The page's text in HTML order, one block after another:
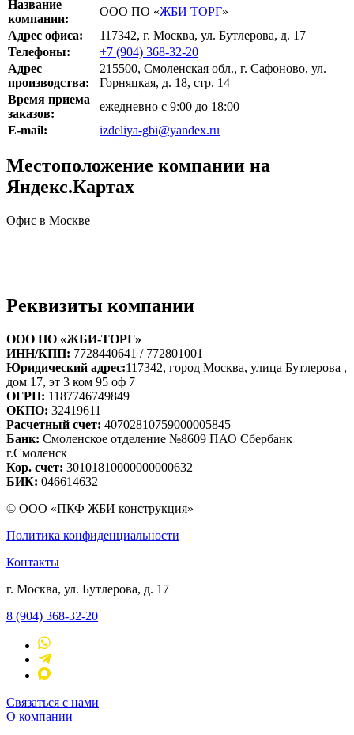
Название
компании:
ООО ПО «ЖБИ ТОРГ»
Адрес офиса:
117342, г. Москва, ул. Бутлерова, д. 17
Телефоны:
+7 (904) 368-32-20
Адрес
производства:
215500, Смоленская обл., г. Сафоново, ул.
Горняцкая, д. 18, стр. 14
Время приема
заказов:
ежедневно с 9:00 до 18:00
E-mail:
izdeliya-gbi@yandex.ru
Местоположение компании на
Яндекс.Картах
Офис в Москве
Реквизиты компании
ООО ПО «ЖБИ-ТОРГ»
ИНН/КПП: 7728440641 / 772801001
Юридический адрес:117342, город Москва, улица Бутлерова ,
дом 17, эт 3 ком 95 оф 7
ОГРН: 1187746749849
ОКПО: 32419611
Расчетный счет: 40702810759000005845
Банк: Смоленское отделение №8609 ПАО Сбербанк
г.Смоленск
Кор. счет: 30101810000000000632
БИК: 046614632
© ООО «ПКФ ЖБИ конструкция»
Политика конфиденциальности
Контакты
г. Москва, ул. Бутлерова, д. 17
8 (904) 368-32-20
Связаться с нами
О компании